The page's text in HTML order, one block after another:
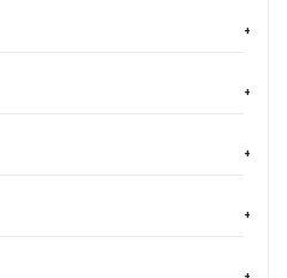
+
+
+
+